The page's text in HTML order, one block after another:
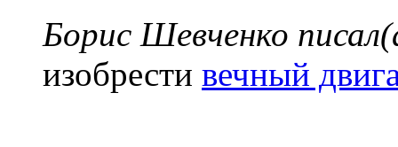
Борис Шевченко
изобрести вечный